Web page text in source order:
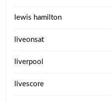
lewis hamilton
liveonsat
liverpool
livescore